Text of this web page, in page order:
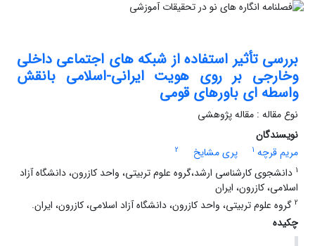
بررسی تأثیر استفاده از شبکه های اجتماعی داخلی
وخارجی بر روی هویت ایرانی-اسلامی بانقش
واسطه ای باورهای قومی
نوع مقاله : مقاله پژوهشی
نویسندگان
مریم قرچه 1 پری مشایخ
2
1 دانشجوی کارشناسی ارشد،گروه علوم تربیتی، واحد کازرون، دانشگاه آزاد
اسلامی، کازرون، ایران
2 گروه علوم تربیتی، واحد کازرون، دانشگاه آزاد اسلامی، کازرون، ایران.
چکیده